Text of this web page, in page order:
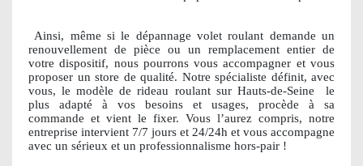
Ainsi, même si le dépannage volet roulant demande un
renouvellement de pièce ou un remplacement entier de
votre dispositif, nous pourrons vous accompagner et vous
proposer un store de qualité. Notre spécialiste définit, avec
vous, le modèle de rideau roulant sur Hauts-de-Seine
le
plus adapté à vos besoins et usages, procède à sa
commande et vient le fixer. Vous l’aurez compris, notre
entreprise intervient 7/7 jours et 24/24h et vous accompagne
avec un sérieux et un professionnalisme hors-pair !